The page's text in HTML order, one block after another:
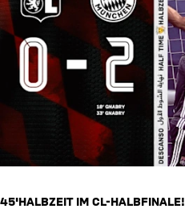
45'HALBZEIT IM CL-HALBFINALE!